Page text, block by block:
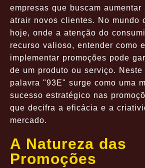
empresas que buscam aumentar
atrair novos clientes. No mundo
hoje, onde a atenção do
recurso valioso, entender como
implementar promoções pode
de um produto ou serviço. Neste
palavra "93E" surge como uma
sucesso estratégico nas
que decifra a eficácia e a
mercado.
A Natureza das
Promoções